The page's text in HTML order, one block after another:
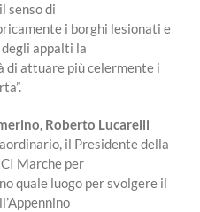
senso di
i borghi lesionati e
degli appalti la
di attuare più celermente i
Roberto Lucarelli
il Presidente della
Marche per
quale luogo per svolgere il